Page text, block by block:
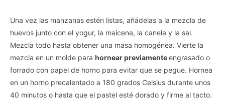
Una vez las manzanas estén listas, añádelas a la mezcla de
huevos junto con el yogur, la maicena, la canela y la sal.
Mezcla todo hasta obtener una masa homogénea. Vierte la
mezcla en un molde para hornear previamenteengrasado o
forrado con papel de horno para evitar que se pegue. Hornea
en un horno precalentado a 180 grados Celsius durante unos
40 minutos o hasta que el pastel esté dorado y firme al tacto.